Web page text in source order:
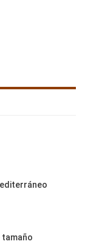
tamaño